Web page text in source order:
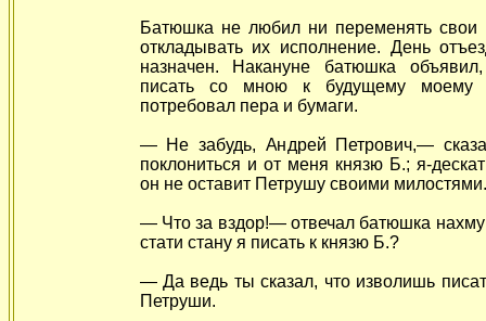
Батюшка не любил ни переменять свои
откладывать их исполнение. День
назначен. Накануне батюшка
писать со мною к будущему моему
потребовал пера и бумаги.
— Не забудь, Андрей Петрович,—
поклониться и от меня князю Б.; я-
он не оставит Петрушу своими милостями.
— Что за вздор!— отвечал батюшка
стати стану я писать к князю Б.?
— Да ведь ты сказал, что изволишь
Петруши.